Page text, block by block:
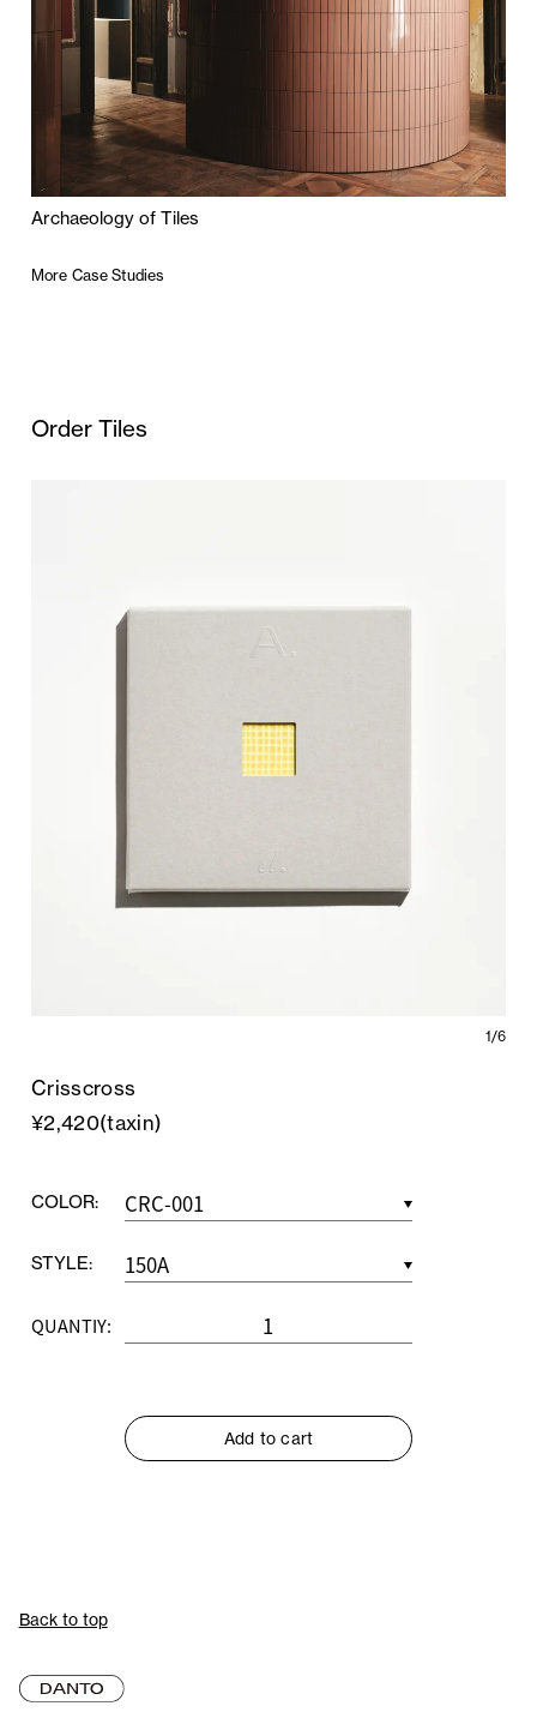
Archaeology of Tiles
More Case Studies
Order Tiles
1/6
Crisscross
¥2,420(taxin)
COLOR:
STYLE:
QUANTIY:
Add to cart
Back to top